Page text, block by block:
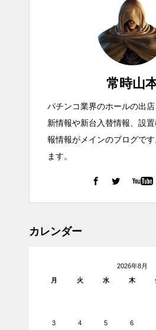
常時山
パチンコ業界のホールの出
新情報や新台入替情報、設
報情報がメインのブログで
ます。
カレンダー
2026年8月
月
火 水 木
3 4 5 6